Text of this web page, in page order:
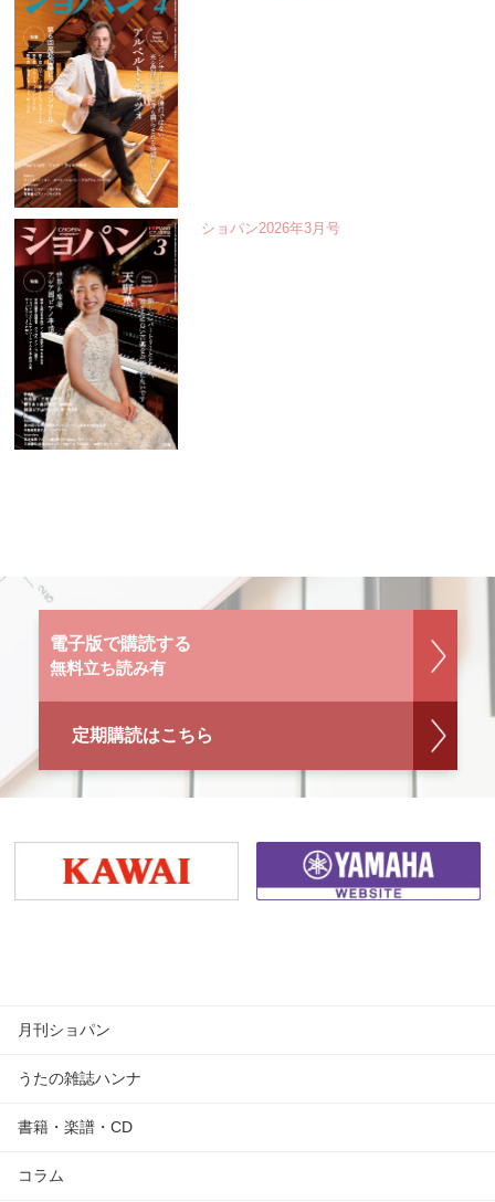
ショパン2026年3月号
電子版で購読する
無料立ち読み有
定期購読はこちら
月刊ショパン
うたの雑誌ハンナ
書籍・楽譜・CD
コラム